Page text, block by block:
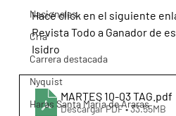
Nacionales
Cria
Carrera destacada
Nyquist
Haras Santa Maria de Araras
Hacé click en el siguiente
Revista Todo a Ganador de
Isidro
MARTES 10-03 TAG .pdf
Descargar PDF • 33.55MB